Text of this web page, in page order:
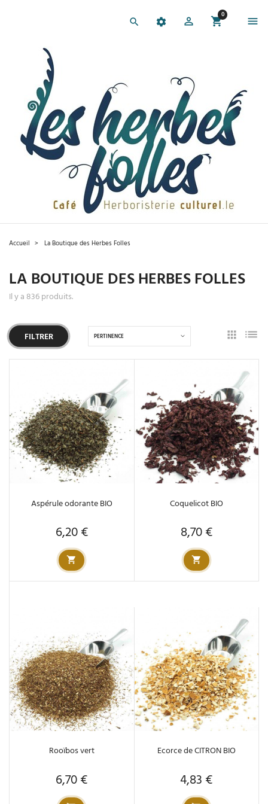
0
Accueil La Boutique des Herbes Folles
LA BOUTIQUE DES HERBES FOLLES
Il y a 836 produits.
FILTRER PERTINENCE
Aspérule odorante BIO
Prix
6,20 €
Coquelicot BIO
Prix
8,70 €
Rooïbos vert
Prix
6,70 €
Ecorce de CITRON BIO
Prix
4,83 €